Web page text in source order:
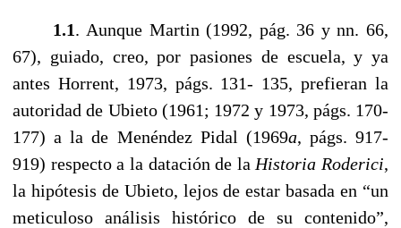
1.1. Aunque Martin (1992, pág. 36 y nn. 66,
67), guiado, creo, por pasiones de escuela, y ya
antes Horrent, 1973, págs. 131- 135, prefieran la
autoridad de Ubieto (1961; 1972 y 1973, págs. 170-
177) a la de Menéndez Pidal (1969a, págs. 917-
919) respecto a la datación de la Historia Roderici,
la hipótesis de Ubieto, lejos de estar basada en “un
meticuloso análisis histórico de su contenido”,